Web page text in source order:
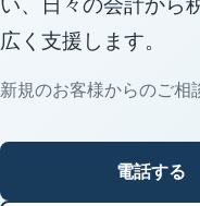
広く支援します。
新規のお客様からのご相
電話す